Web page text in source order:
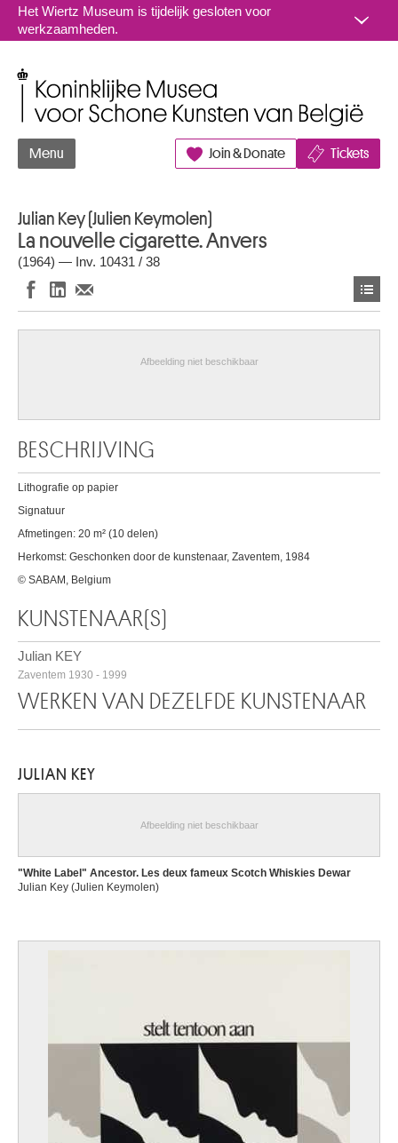
Naar inhoud
Het Wiertz Museum is tijdelijk gesloten voor
werkzaamheden.
Menu Join & Donate Tickets
Julian Key (Julien Keymolen)
La nouvelle cigarette. Anvers
(1964) — Inv. 10431 / 38
Afbeelding niet beschikbaar
BESCHRIJVING
Lithografie op papier
Signatuur
Afmetingen: 20 m² (10 delen)
Herkomst: Geschonken door de kunstenaar, Zaventem, 1984
© SABAM, Belgium
KUNSTENAAR(S)
Julian KEY
Zaventem 1930 - 1999
WERKEN VAN DEZELFDE KUNSTENAAR
JULIAN KEY
Afbeelding niet beschikbaar
"White Label" Ancestor. Les deux fameux Scotch Whiskies Dewar
Julian Key (Julien Keymolen)